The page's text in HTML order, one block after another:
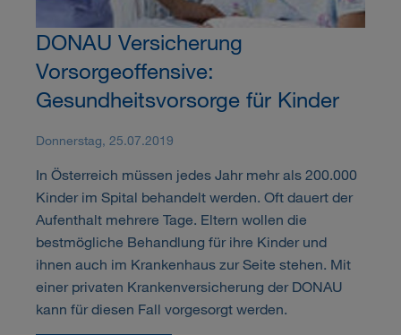
DONAU Versicherung
Vorsorgeoffensive:
Gesundheitsvorsorge für Kinder
Donnerstag, 25.07.2019
In Österreich müssen jedes Jahr mehr als 200.000
Kinder im Spital behandelt werden. Oft dauert der
Aufenthalt mehrere Tage. Eltern wollen die
bestmögliche Behandlung für ihre Kinder und
ihnen auch im Krankenhaus zur Seite stehen. Mit
einer privaten Krankenversicherung der DONAU
kann für diesen Fall vorgesorgt werden.